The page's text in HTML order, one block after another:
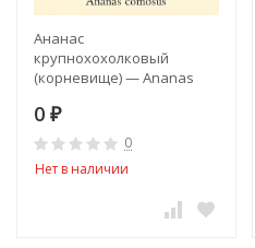
Ананас
крупнохохолковый
(корневище) — Ananas
0 ₽
0
Нет в наличии